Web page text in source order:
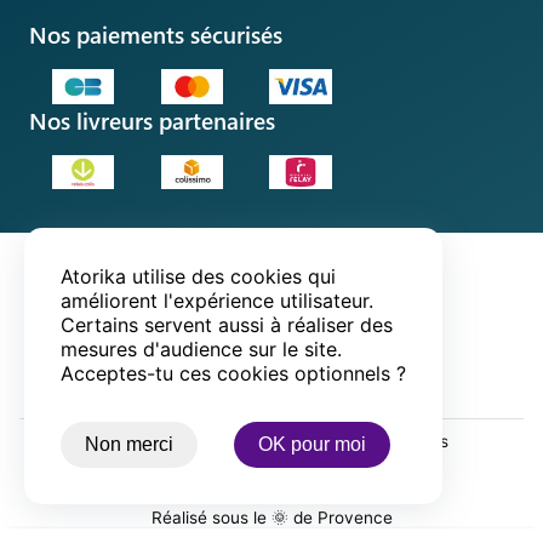
Atorika utilise des cookies qui
améliorent l'expérience utilisateur.
Certains servent aussi à réaliser des
mesures d'audience sur le site.
Acceptes-tu ces cookies optionnels ?
Non merci OK pour moi
Google play
Jeux gratuits
Jeux à deux
Cadeau d'anniversaire
Idée cadeau original
Idées anniversaire enfant
Centre d'assistance
Nos paiements sécurisés
Nos livreurs partenaires
Mentions légales
Politique de confidentialité
CGUV
© 2020-2026 Atorika® - Tous droits réservés
Réalisé sous le 🌞 de Provence